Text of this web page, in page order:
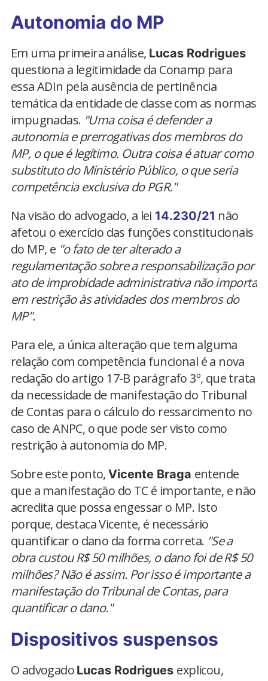
Autonomia do MP
Em uma primeira análise, Lucas Rodrigues
questiona a legitimidade da Conamp para
essa ADIn pela ausência de pertinência
temática da entidade de classe com as normas
impugnadas. "Uma coisa é defender a
autonomia e prerrogativas dos membros do
MP, o que é legítimo. Outra coisa é atuar como
substituto do Ministério Público, o que seria
competência exclusiva do PGR."
Na visão do advogado, a lei 14.230/21 não
afetou o exercício das funções constitucionais
do MP, e "o fato de ter alterado a
regulamentação sobre a responsabilização por
ato de improbidade administrativa não importa
em restrição às atividades dos membros do
MP".
Para ele, a única alteração que tem alguma
relação com competência funcional é a nova
redação do artigo 17-B parágrafo 3º, que trata
da necessidade de manifestação do Tribunal
de Contas para o cálculo do ressarcimento no
caso de ANPC, o que pode ser visto como
restrição à autonomia do MP.
Sobre este ponto,Vicente Braga entende
que a manifestação do TC é importante, e não
acredita que possa engessar o MP. Isto
porque, destaca Vicente, é necessário
quantificar o dano da forma correta. "Se a
obra custou R$ 50 milhões, o dano foi de R$ 50
milhões? Não é assim. Por isso é importante a
manifestação do Tribunal de Contas, para
quantificar o dano."
Dispositivos suspensos
O advogado Lucas Rodrigues explicou,